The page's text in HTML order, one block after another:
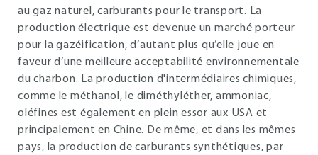
au gaz naturel, carburants pour le transport. La
production électrique est devenue un marché porteur
pour la gazéification, d’autant plus qu’elle joue en
faveur d’une meilleure acceptabilité environnementale
du charbon. La production d'intermédiaires chimiques,
comme le méthanol, le diméthyléther, ammoniac,
oléfines est également en plein essor aux USA et
principalement en Chine. De même, et dans les mêmes
pays, la production de carburants synthétiques, par